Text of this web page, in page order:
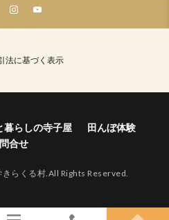
法に基づく表示
暮らしの寺子屋
田んぼ体験
問合せ
らくる村.All Rights Reserved.